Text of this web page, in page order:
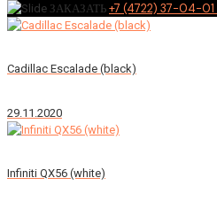
ЗАКАЗАТЬ +7 (4722) 37-04-
Cadillac Escalade (black)
29.11.2020
Infiniti QX56 (white)